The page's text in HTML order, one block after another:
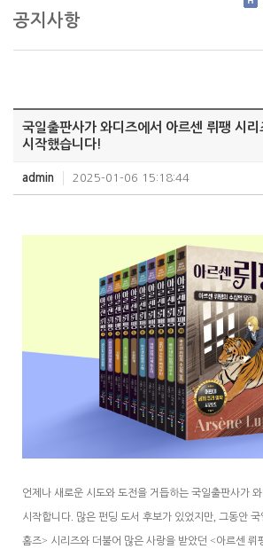
공지사항
국일출판사가 와디즈에서 아르센 뤼팽 시리
시작했습니다!
admin 2025-01-06 15:18:44
언제나 새로운 시도와 도전을 거듭하는 국일출판사가
시작합니다 많은 펀딩 도서 후보가 있었지만 그동안 국
홈즈> 시리즈와 더불어 많은 사랑을 받았던 <아르센 뤼